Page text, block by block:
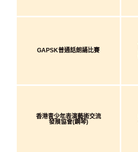
GAPSK普通話朗誦比賽
香港青少年表演藝術交流
發展協會(鋼琴)